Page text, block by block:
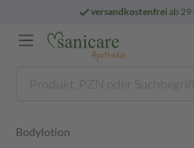
versandkostenfreiab 29
Bodylotion